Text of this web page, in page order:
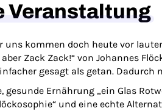
Veranstaltung
uns kommen doch heute vor
Zack Zack!“ von Johannes
gesagt als getan.
gesunde Ernährung „ein Glas
und eine echte